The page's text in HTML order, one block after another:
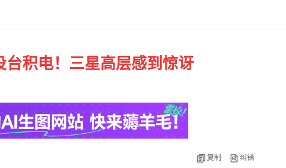
台积电！三星高层感到惊讶
复制 纠错